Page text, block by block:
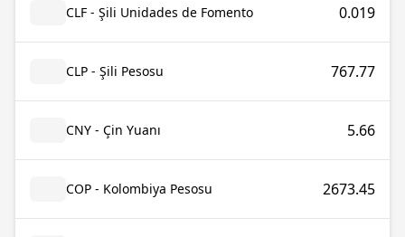
CLF - Şili Unidades de Fomento 0.019
CLP - Şili Pesosu 767.77
CNY - Çin Yuanı 5.66
COP - Kolombiya Pesosu 2673.45